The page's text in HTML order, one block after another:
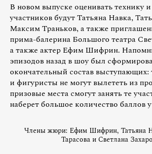
В новом выпуске оценивать технику
участников будут Татьяна Навка,
Максим Траньков, а также
прима-балерина Большого театра
а также актер Ефим Шифрин.
эпизодов назад в шоу был
окончательный состав выступающих:
и фигуристы не могут вылететь из
призовые места смогут занять те
наберет большое количество баллов
Члены жюри: Ефим Шифрин, Татьяна
Тарасова и Светлана